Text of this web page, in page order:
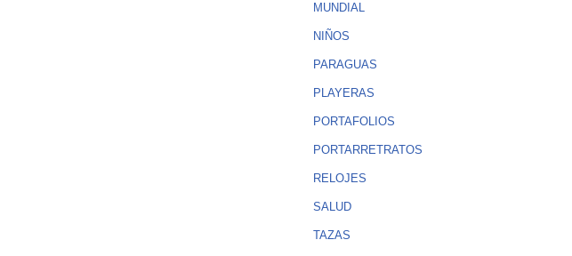
MUNDIAL
NIÑOS
PARAGUAS
PLAYERAS
PORTAFOLIOS
PORTARRETRATOS
RELOJES
SALUD
TAZAS